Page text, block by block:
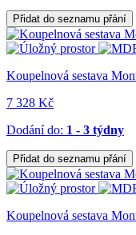
Přidat do seznamu přání
Koupelnová sestava
7 328 Kč
Dodání do: 1 - 3 týdny
Přidat do seznamu přání
Koupelnová sestava